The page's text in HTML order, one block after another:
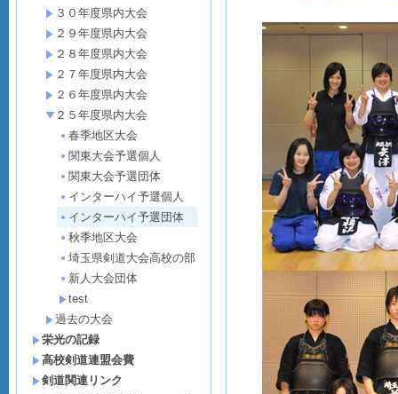
３０年度県内大会
２９年度県内大会
２８年度県内大会
２７年度県内大会
２６年度県内大会
２５年度県内大会
春季地区大会
関東大会予選個人
関東大会予選団体
インターハイ予選個人
インターハイ予選団体
秋季地区大会
埼玉県剣道大会高校の部
新人大会団体
test
過去の大会
栄光の記録
高校剣道連盟会費
剣道関連リンク